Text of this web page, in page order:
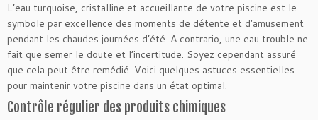
L’eau turquoise, cristalline et accueillante de votre piscine est le
symbole par excellence des moments de détente et d’amusement
pendant les chaudes journées d’été. A contrario, une eau trouble ne
fait que semer le doute et l’incertitude. Soyez cependant assuré
que cela peut être remédié. Voici quelques astuces essentielles
pour maintenir votre piscine dans un état optimal.
Contrôle régulier des produits chimiques